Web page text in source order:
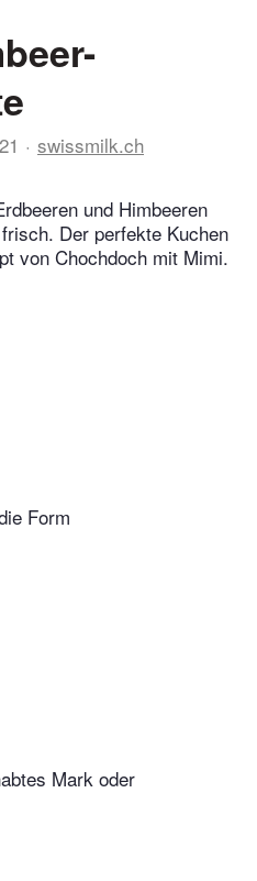
swissmilk.ch
und Himbeeren
Der perfekte Kuchen
von Chochdoch mit Mimi.
Form
Mark oder